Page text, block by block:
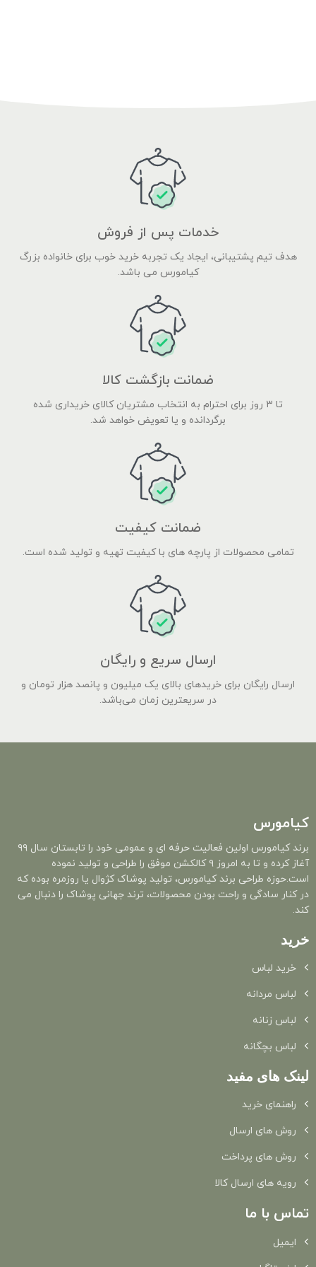
خدمات پس از فروش
هدف تیم پشتیبانی، ایجاد یک تجربه خرید خوب برای خانواده بزرگ
کیامورس می باشد.
ضمانت بازگشت کالا
تا ۳ روز برای احترام به انتخاب مشتریان کالای خریداری شده
برگردانده و یا تعویض خواهد شد.
ضمانت کیفیت
تمامی محصولات از پارچه های با کیفیت تهیه و تولید شده است.
ارسال سریع و رایگان
ارسال رایگان برای خریدهای بالای یک میلیون و پانصد هزار تومان و
در سریعترین زمان می‌باشد.
کیامورس
برند کیامورس اولین فعالیت حرفه ای و عمومی خود را تابستان سال ۹۹
آغاز کرده و تا به امروز ۹ کالکشن موفق را طراحی و تولید نموده
است.حوزه طراحی برند کیامورس، تولید پوشاک کژوال یا روزمره بوده که
در کنار سادگی و راحت بودن محصولات، ترند جهانی پوشاک را دنبال می
کند.
خرید
خرید لباس
لباس مردانه
لباس زنانه
لباس بچگانه
لینک های مفید
راهنمای خرید
روش های ارسال
روش های پرداخت
رویه های ارسال کالا
تماس با ما
ایمیل